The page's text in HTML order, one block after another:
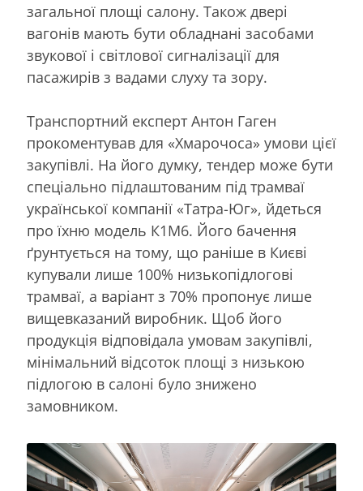
загальної площі салону. Також двері
вагонів мають бути обладнані засобами
звукової і світлової сигналізації для
пасажирів з вадами слуху та зору.
Транспортний експерт Антон Гаген
прокоментував для «Хмарочоса» умови цієї
закупівлі. На його думку, тендер може бути
спеціально підлаштованим під трамваї
української компанії «Татра-Юг», йдеться
про їхню модель К1М6. Його бачення
ґрунтується на тому, що раніше в Києві
купували лише 100% низькопідлогові
трамваї, а варіант з 70% пропонує лише
вищевказаний виробник. Щоб його
продукція відповідала умовам закупівлі,
мінімальний відсоток площі з низькою
підлогою в салоні було знижено
замовником.